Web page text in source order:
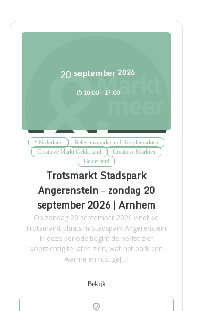
20 september 2026
10:00 - 17:00
* Nederland
Belevenismarkten / Lifestylemarkten
Creatieve Markt Gelderland
Creatieve Markten
Gelderland
Trotsmarkt Stadspark
Angerenstein – zondag 20
september 2026 | Arnhem
Op zondag 20 september 2026 vindt de
Trotsmarkt plaats in Stadspark Angerenstein.
In deze periode begint de herfst zich
voorzichtig te laten zien, wat het park een
warme en rustige[...]
Bekijk